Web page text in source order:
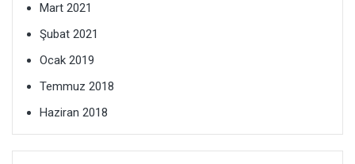
Mart 2021
Şubat 2021
Ocak 2019
Temmuz 2018
Haziran 2018